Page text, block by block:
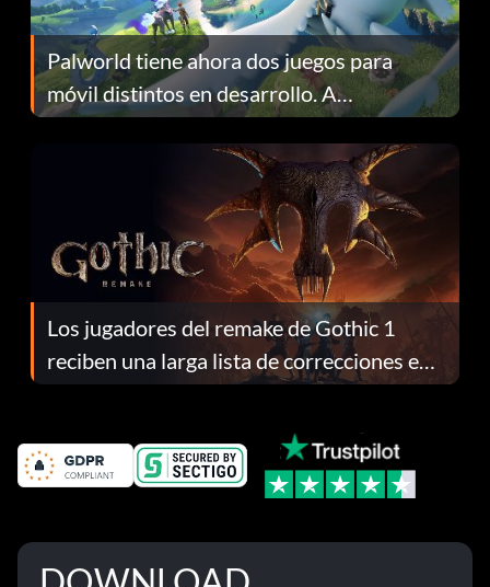
Palworld tiene ahora dos juegos para
móvil distintos en desarrollo. A
continuación te explicamos por qué.
Los jugadores del remake de Gothic 1
reciben una larga lista de correcciones en
el parche 1.0.4